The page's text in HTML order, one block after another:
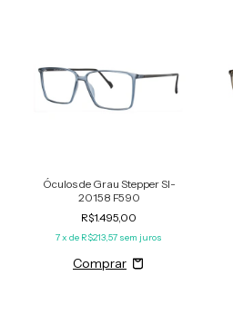
Óculos de Grau Stepper SI-
20158 F590
R$1.495,00
7x de R$213,57 sem juros